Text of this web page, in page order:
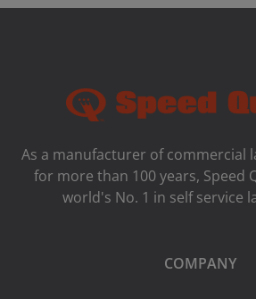
As a manufacturer of commercial
for more than 100 years, Speed
world's No. 1 in self service
COMPANY